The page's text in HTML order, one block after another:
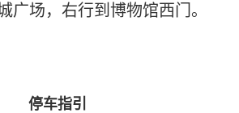
广场，右行到博物馆西门。
停车指引